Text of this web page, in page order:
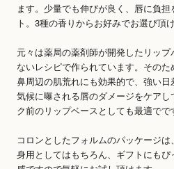
ます。少量でも伸びが良く、唇に負
ト。3種の香りからお好みでお選び頂け
元々は薬局の薬剤師が開発したリッ
ないレシピで作られています。その
鼻周辺の肌荒れにも効果的で、強い
気候に曝される唇のダメージをケア
ク前のリップベースとしても最適でで
コロンとしたフォルムのパッケージ
身用としてはもちろん、ギフトにも